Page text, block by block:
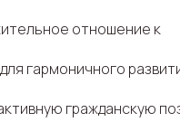
отношение к
гармоничного
гражданскую